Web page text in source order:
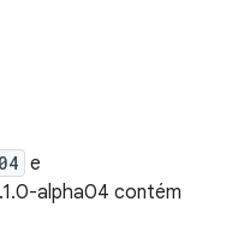
e
alpha04 contém